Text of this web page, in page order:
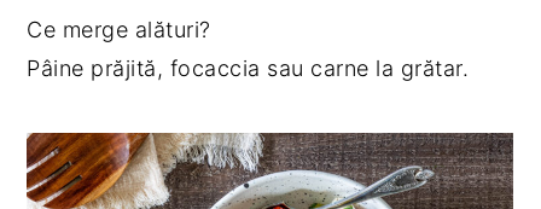
Ce merge alături?
Pâine prăjită, focaccia sau carne la grătar.